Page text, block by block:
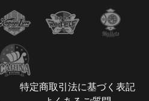
特定商取引法に基づく表記